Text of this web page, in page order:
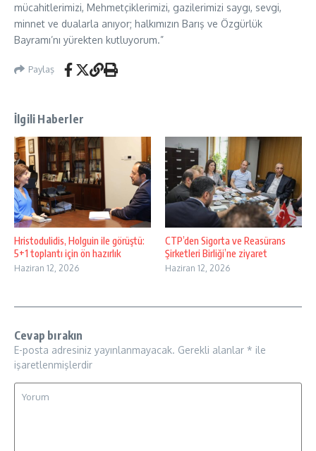
mücahitlerimizi, Mehmetçiklerimizi, gazilerimizi saygı, sevgi,
minnet ve dualarla anıyor; halkımızın Barış ve Özgürlük
Bayramı’nı yürekten kutluyorum.”
Paylaş
İlgili Haberler
Hristodulidis, Holguin ile görüştü:
5+1 toplantı için ön hazırlık
Haziran 12, 2026
CTP’den Sigorta ve Reasürans
Şirketleri Birliği’ne ziyaret
Haziran 12, 2026
Cevap bırakın
E-posta adresiniz yayınlanmayacak. Gerekli alanlar * ile
işaretlenmişlerdir